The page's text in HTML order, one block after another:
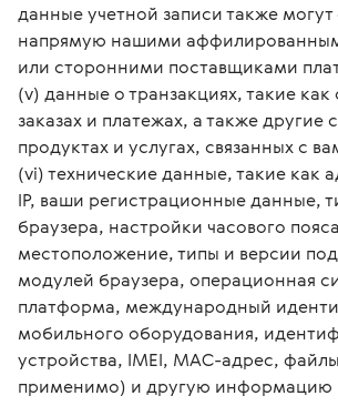
данные учетной записи также могут
напрямую нашими
или сторонними поставщиками
(v) данные о транзакциях, такие как
заказах и платежах, а также другие
продуктах и услугах, связанных с
(vi) технические данные, такие как
IP, ваши регистрационные данные,
браузера, настройки часового
местоположение, типы и версии
модулей браузера, операционная
платформа, международный
мобильного оборудования,
устройства, IMEI, MAC-адрес,
применимо) и другую информацию